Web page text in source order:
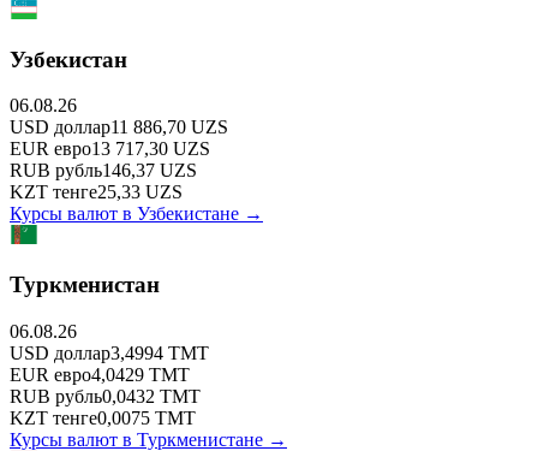
Узбекистан
06.08.26
USD доллар11 886,70 UZS
EUR евро13 717,30 UZS
RUB рубль146,37 UZS
KZT тенге25,33 UZS
Курсы валют в Узбекистане →
Туркменистан
06.08.26
USD доллар3,4994 TMT
EUR евро4,0429 TMT
RUB рубль0,0432 TMT
KZT тенге0,0075 TMT
Курсы валют в Туркменистане →